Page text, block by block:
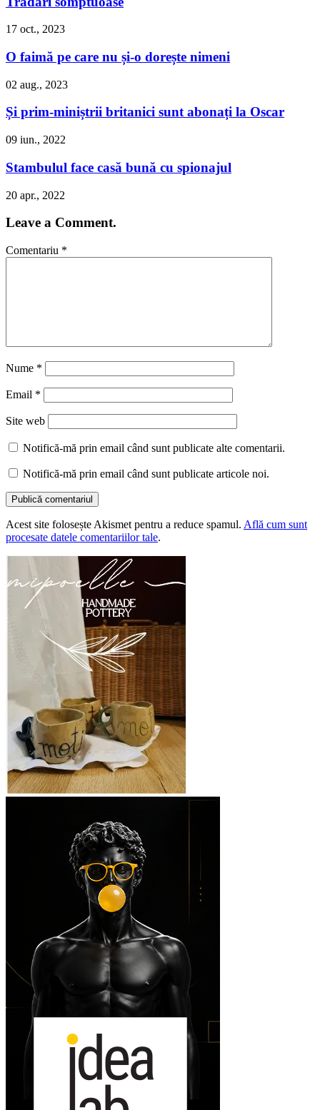
17 oct., 2023
O faimă pe care nu și-o dorește nimeni
02 aug., 2023
Și prim-miniștrii britanici sunt abonați la Oscar
09 iun., 2022
Stambulul face casă bună cu spionajul
20 apr., 2022
Leave a Comment.
Comentariu *
Nume *
Email *
Site web
Notifică-mă prin email când sunt publicate alte comentarii.
Notifică-mă prin email când sunt publicate articole noi.
Acest site folosește Akismet pentru a reduce spamul. Află cum sunt
procesate datele comentariilor tale.